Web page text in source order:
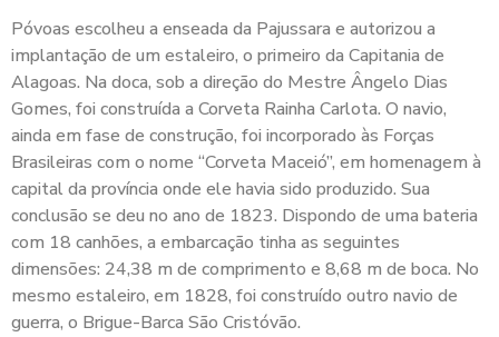
Póvoas escolheu a enseada da Pajussara e autorizou a
implantação de um estaleiro, o primeiro da Capitania de
Alagoas. Na doca, sob a direção do Mestre Ângelo Dias
Gomes, foi construída a Corveta Rainha Carlota. O navio,
ainda em fase de construção, foi incorporado às Forças
Brasileiras com o nome “Corveta Maceió”, em homenagem à
capital da província onde ele havia sido produzido. Sua
conclusão se deu no ano de 1823. Dispondo de uma bateria
com 18 canhões, a embarcação tinha as seguintes
dimensões: 24,38 m de comprimento e 8,68 m de boca. No
mesmo estaleiro, em 1828, foi construído outro navio de
guerra, o Brigue-Barca São Cristóvão.